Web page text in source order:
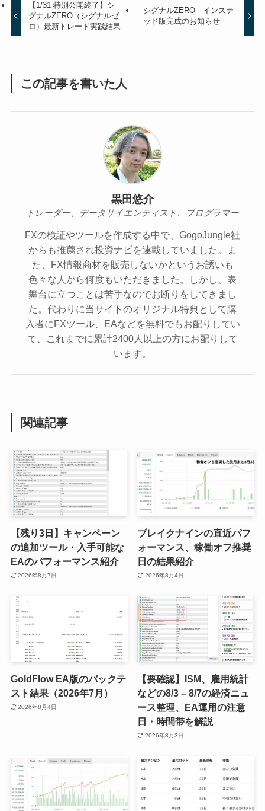
【1/31 特別公開終了】シ
グナルZERO（シグナルゼ
ロ）最新トレード実践結果
シグナルZERO インステ
ッド版完成のお知らせ
この記事を書いた人
黒田悠介
トレーダー、データサイエンティスト、プログラマー
FXの検証やツールを作成する中で、GogoJungle社
からも推薦され投資ナビを連載していました。ま
た、FX情報商材を販売しないかというお誘いも
色々な人から何度もいただきました。しかし、表
舞台に立つことは苦手なのでお断りをしてきまし
た。代わりに当サイトのオリジナル特典として購
入者にFXツール、EAなどを無料でもお配りしてい
て、これまでに累計2400人以上の方にお配りして
います。
関連記事
【残り3日】キャンペーン
の追加ツール・入手可能な
EAのパフォーマンス紹介
2026年8月7日
ブレイクナインの直近パフ
ォーマンス、稼働オフ推奨
日の結果紹介
2026年8月4日
GoldFlow EA版のバックテ
スト結果（2026年7月）
2026年8月4日
【要確認】ISM、雇用統計
などの8/3 – 8/7の経済ニュ
ース整理、EA運用の注意
日・時間帯を解説
2026年8月3日